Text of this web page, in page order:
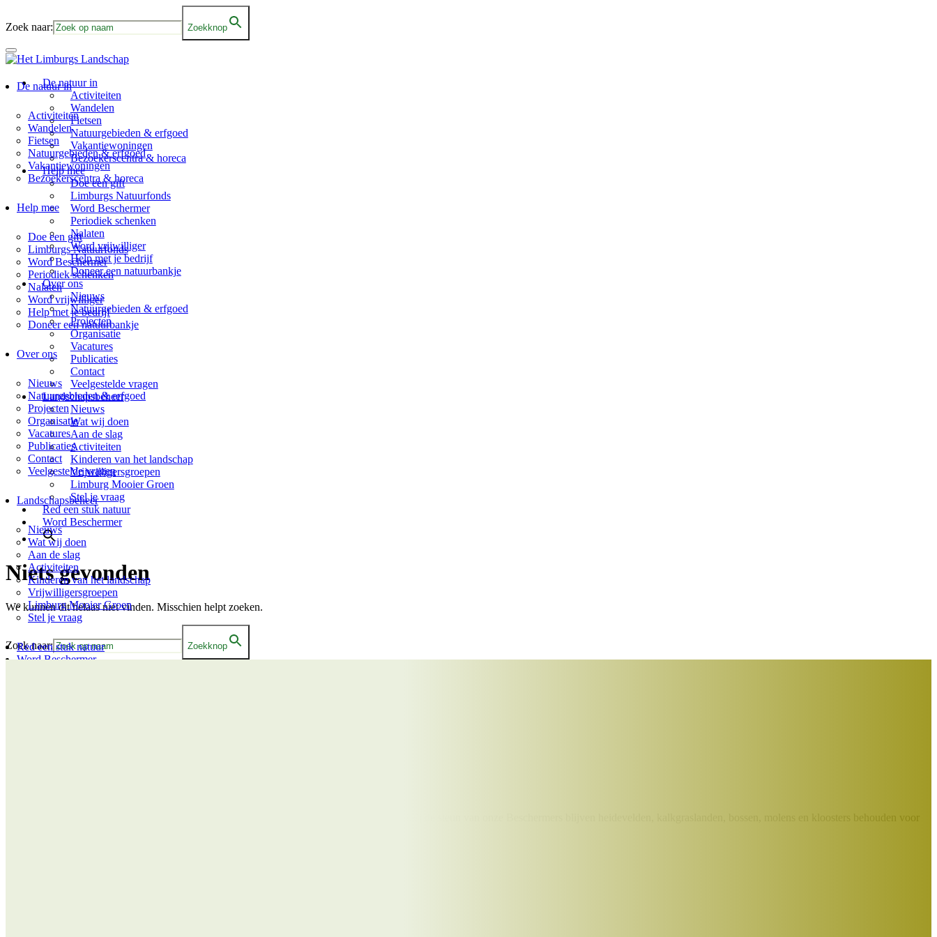
Zoek naar: Zoekknop
De natuur in
Activiteiten
Wandelen
Fietsen
Natuurgebieden & erfgoed
Vakantiewoningen
Bezoekerscentra & horeca
Help mee
Doe een gift
Limburgs Natuurfonds
Word Beschermer
Periodiek schenken
Nalaten
Word vrijwilliger
Help met je bedrijf
Doneer een natuurbankje
Over ons
Nieuws
Natuurgebieden & erfgoed
Projecten
Organisatie
Vacatures
Publicaties
Contact
Veelgestelde vragen
Landschapsbeheer
Nieuws
Wat wij doen
Aan de slag
Activiteiten
Kinderen van het landschap
Vrijwilligersgroepen
Limburg Mooier Groen
Stel je vraag
Red een stuk natuur
Word Beschermer
De natuur in
Activiteiten
Wandelen
Fietsen
Natuurgebieden & erfgoed
Vakantiewoningen
Bezoekerscentra & horeca
Help mee
Doe een gift
Limburgs Natuurfonds
Word Beschermer
Periodiek schenken
Nalaten
Word vrijwilliger
Help met je bedrijf
Doneer een natuurbankje
Over ons
Nieuws
Natuurgebieden & erfgoed
Projecten
Organisatie
Vacatures
Publicaties
Contact
Veelgestelde vragen
Landschapsbeheer
Nieuws
Wat wij doen
Aan de slag
Activiteiten
Kinderen van het landschap
Vrijwilligersgroepen
Limburg Mooier Groen
Stel je vraag
Red een stuk natuur
Word Beschermer
Niets gevonden
We kunnen dit helaas niet vinden. Misschien helpt zoeken.
Zoek naar: Zoekknop
Draag bij aan het behoud van Limburgs unieke natuur, landschappen en monumenten. Dankzij de steun van onze Beschermers blijven heidevelden, kalkgraslanden, bossen, molens en kloosters behouden voor